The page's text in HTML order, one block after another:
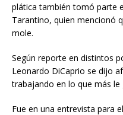
plática también tomó parte
Tarantino, quien mencionó
mole.
Según reporte en distintos
Leonardo DiCaprio se dijo
trabajando en lo que más le
Fue en una entrevista para